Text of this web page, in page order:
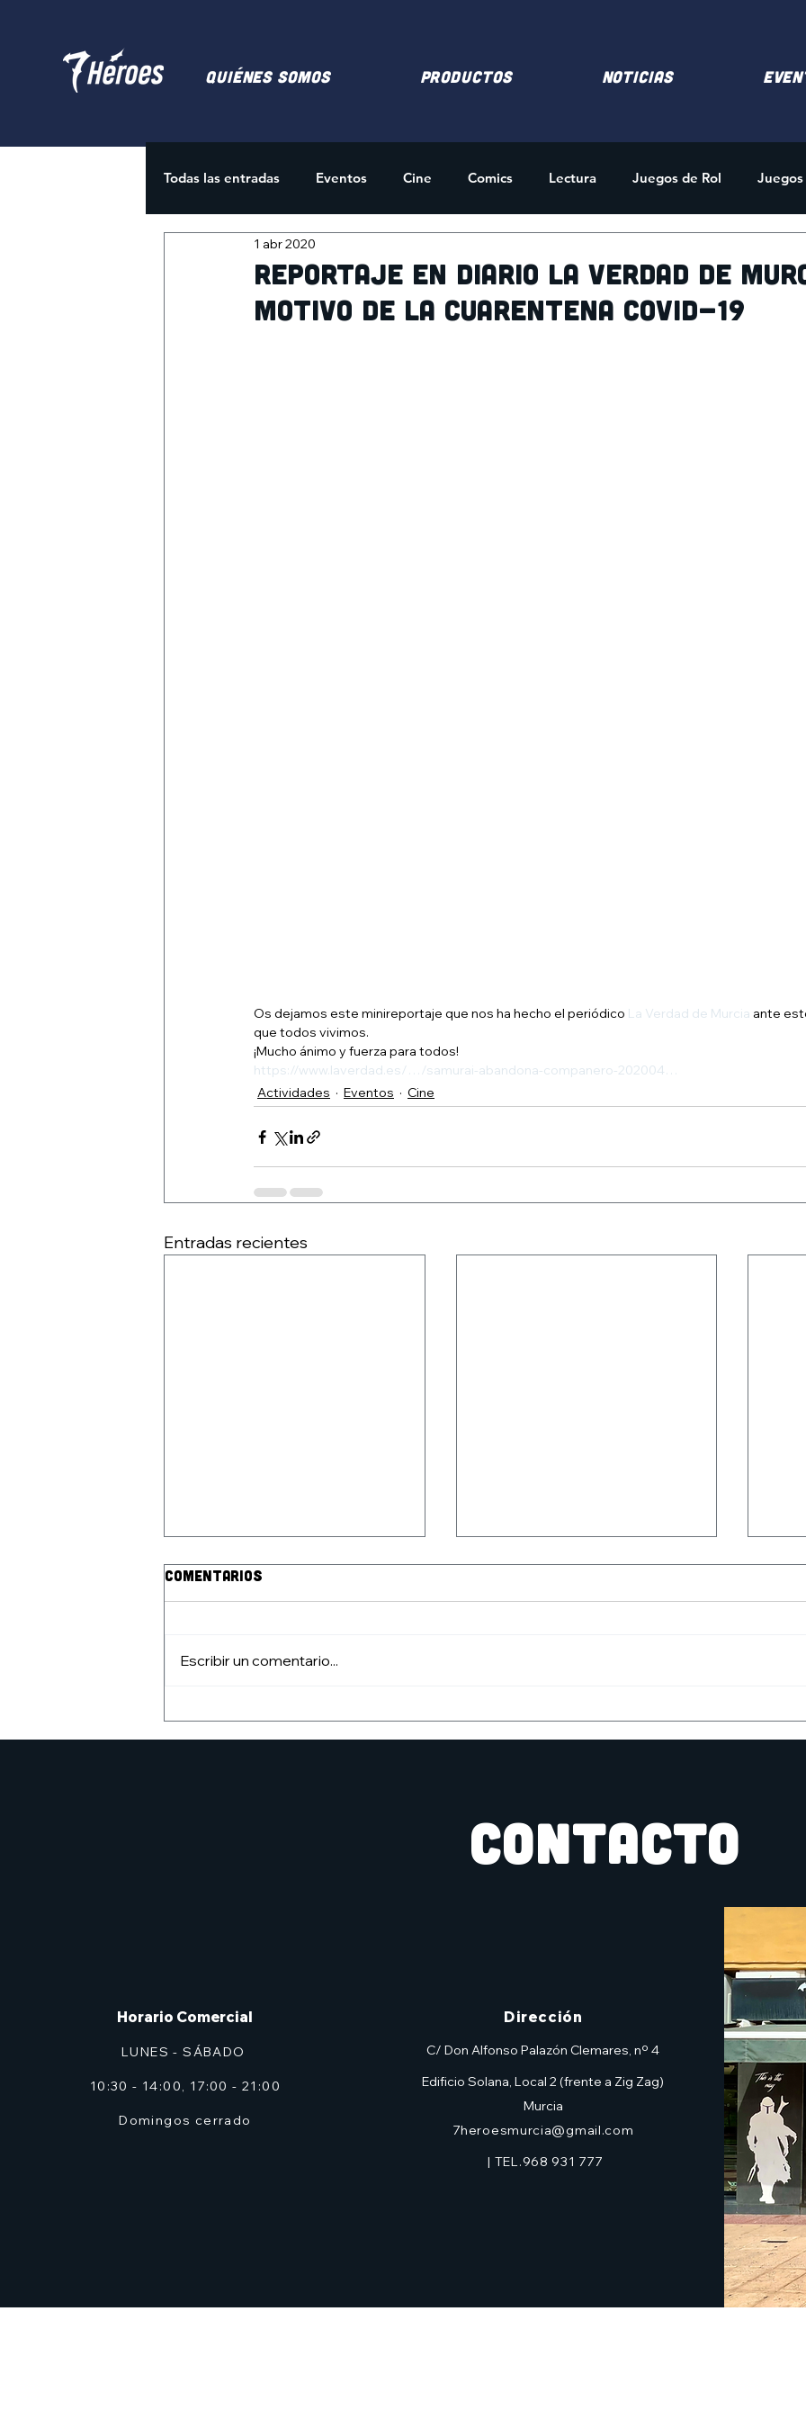
Quiénes somos PRODUCTOS NOTICIAS
Todas las entradas Eventos Cine Comics Lectura Juegos de Rol
Juegos de Cartas
Reportaje en Diario La Verdad de
motivo de la cuarentena COVID-19
1 abr 2020
Os dejamos este minireportaje que nos ha hecho el periódico La Verdad de Murcia ante
que todos vivimos.
¡Mucho ánimo y fuerza para todos!
https://www.laverdad.es/…/samurai-abandona-companero-202004…
Actividades
Eventos Cine
Entradas recientes
Comentarios
Escribir un comentario...
CONTACTO
Horario Comercial
LUNES - SÁBADO
10:30 - 14:00, 17:00 - 21:00
Domingos cerrado
Dirección
C/ Don Alfonso Palazón Clemares, nº 4
Edificio Solana, Local 2 (frente a Zig Zag)
Murcia
7heroesmurcia@gmail.com
| TEL.968 931 777